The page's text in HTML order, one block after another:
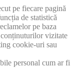
pe fiecare pagină
de statistică
pe baza
vizitate
cookie-uri sau
personal cum ar fi